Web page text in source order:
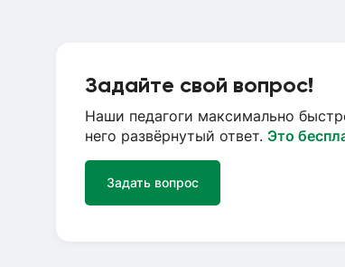
Задайте свой вопрос!
Наши педагоги максимально
него развёрнутый ответ. Это
Задать вопрос